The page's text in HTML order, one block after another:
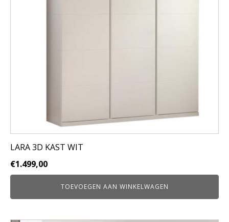
LARA 3D KAST WIT
€1.499,00
TOEVOEGEN AAN WINKELWAGEN